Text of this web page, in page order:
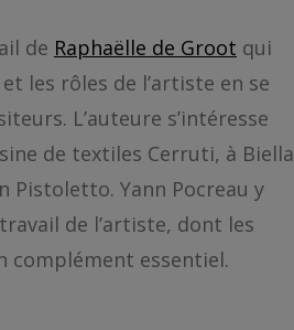
de Raphaëlle de Groot qui
les rôles de l’artiste en se
L’auteure s’intéresse
de textiles Cerruti, à Biella
Pistoletto. Yann Pocreau y
de l’artiste, dont les
complément essentiel.